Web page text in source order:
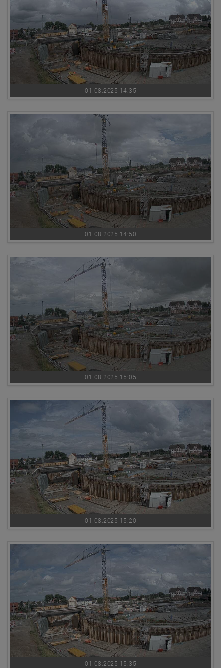
01.08.2025 14:35
01.08.2025 14:50
01.08.2025 15:05
01.08.2025 15:20
01.08.2025 15:35